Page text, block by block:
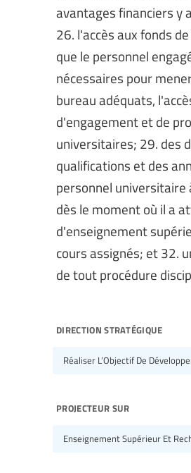
avantages financiers y
26. l'accès aux fonds
que le personnel
nécessaires pour
bureau adéquats,
d'engagement et de
universitaires; 29. des
qualifications et des
personnel
dès le moment où il a
d'enseignement
cours assignés; et 32.
de tout procédure
direction stratégique
Réaliser L’Objectif De
projecteur sur
Enseignement Supérieur Et